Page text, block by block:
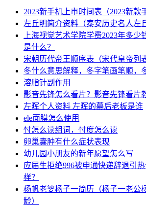
2023新手机上市时间表（2023新款
左丘明简介资料（泰安历史名人左
上海视觉艺术学院学费2023年多少
是什么？
宋朝历代帝王顺序表（宋代皇帝列
冬什么意思解释，冬字笔画笔顺，
溶脂针副作用
影音先锋怎么看片？影音先锋看片
左晖个人资料 左晖的幕后老板是谁
ele面膜怎么使用
忖怎么读组词，忖度怎么读
卵巢囊肿有什么症状表现
幼儿园小朋友的新年愿望怎么写
应届生拒绝996被申通快递辞退引
样？
杨帆老婆杨子一简历（杨子一老公
龄）